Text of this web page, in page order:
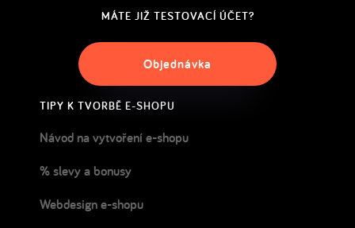
MÁTE JIŽ TESTOVACÍ ÚČET?
Objednávka
TIPY K TVORBĚ E-SHOPU
Návod na vytvoření e-shopu
% slevy a bonusy
Webdesign e-shopu